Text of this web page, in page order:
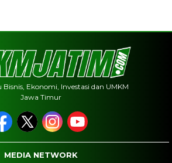
Bisnis, Ekonomi, Investasi dan UMKM
Jawa Timur
MEDIA NETWORK